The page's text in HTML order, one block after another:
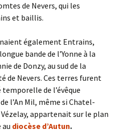
de Nevers, qui les
et baillis.
également Entrains,
bande de l’Yonne à la
de Donzy, au sud de la
de Nevers. Ces terres furent
de l’évêque
l’An Mil, même si Chatel-
appartenait sur le plan
diocèse d’Autun.